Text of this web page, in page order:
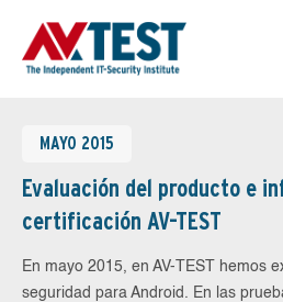
MAYO 2015
Evaluación del producto e
certificación AV-TEST
En mayo 2015, en AV-TEST hemos
seguridad para Android. En las